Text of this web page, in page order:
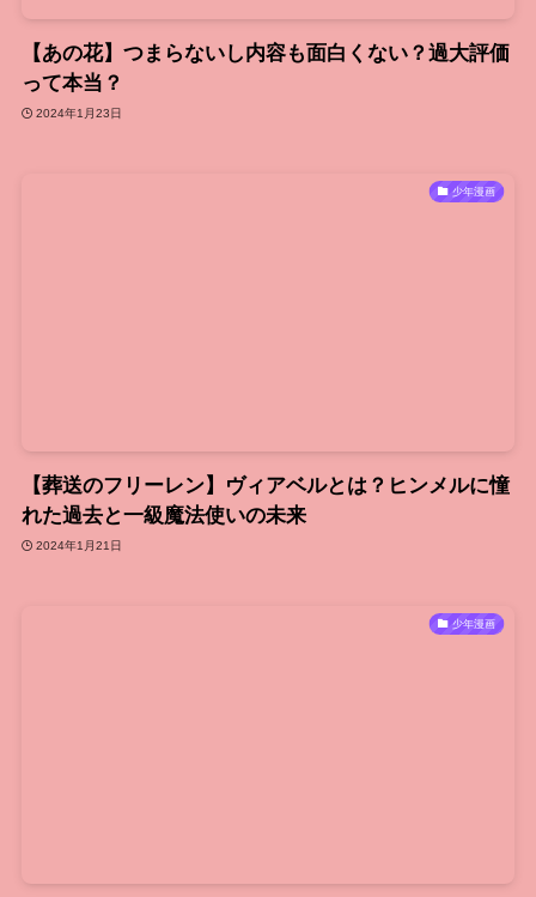
【あの花】つまらないし内容も面白くない？過大評価
って本当？
2024年1月23日
少年漫画
【葬送のフリーレン】ヴィアベルとは？ヒンメルに憧
れた過去と一級魔法使いの未来
2024年1月21日
少年漫画